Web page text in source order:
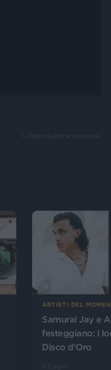
© Riproduzione riservata
ARTISTI DEL
Samurai Jay e
festeggiano: i
Disco d'Oro